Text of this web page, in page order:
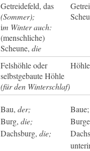
Getreidefeld, das
(Sommer);
im Winter auch:
(menschliche)
Scheune, die
Felshöhle oder
selbstgebaute Höhle
(für den Winterschlaf)
Bau, der;
Burg, die;
Dachsburg, die;
Baue;